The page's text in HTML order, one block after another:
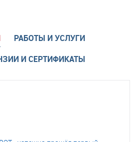
РАБОТЫ И УСЛУГИ
И СЕРТИФИКАТЫ